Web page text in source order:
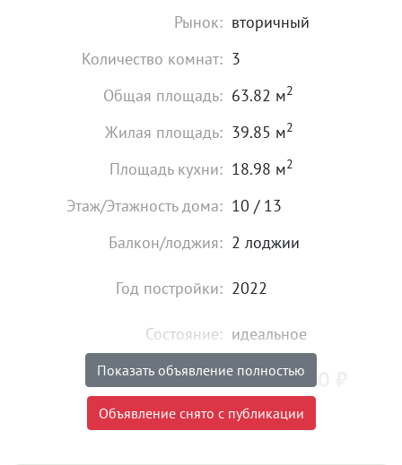
Рынок: вторичный
Количество комнат: 3
Общая площадь: 63.82 м2
Жилая площадь: 39.85 м2
Площадь кухни: 18.98 м2
Этаж/Этажность дома: 10 / 13
Балкон/лоджия: 2 лоджии
Год постройки: 2022
Состояние: идеальное
Цена: 5 590 000
Объявление снято с публикации
Показать объявление полностью
Объявление снято с публикации